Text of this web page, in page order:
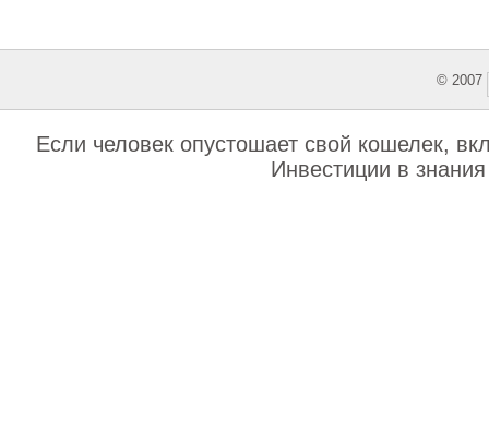
© 2007
Если человек опустошает свой кошелек,
Инвестиции в